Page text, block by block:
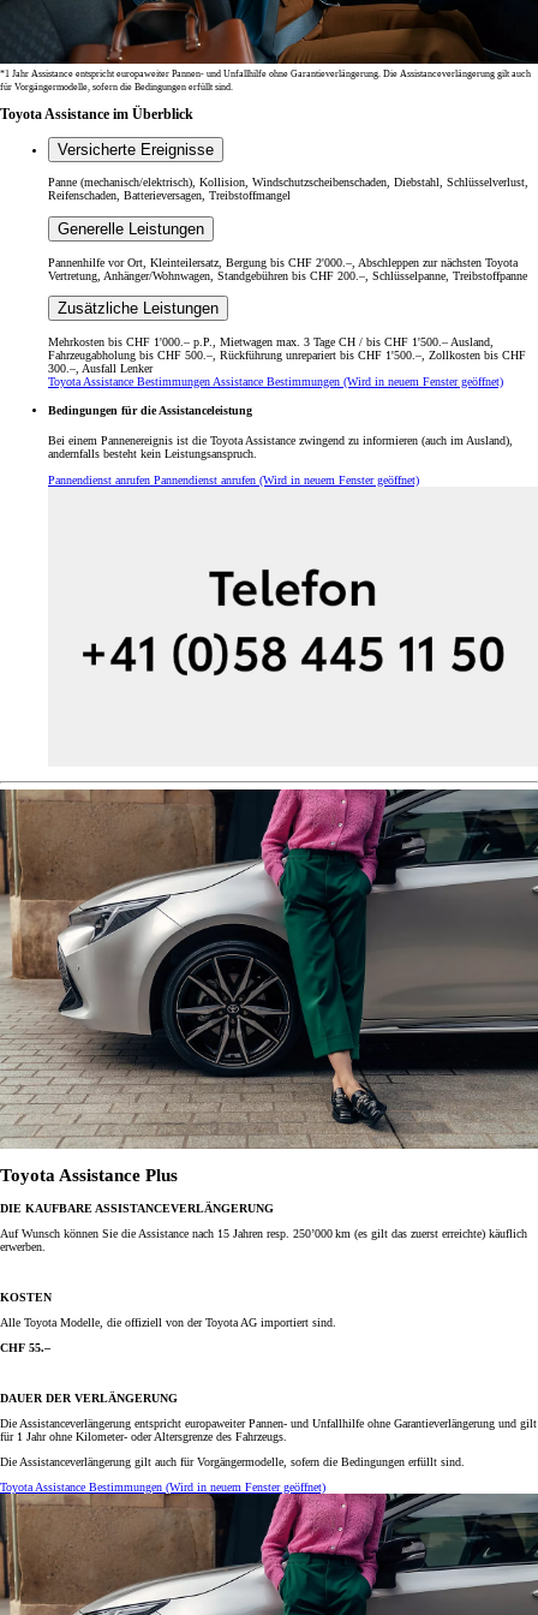
*1 Jahr Assistance entspricht europaweiter Pannen- und Unfallhilfe ohne Garantieverlängerung. Die Assistance­verlängerung gilt auch
für Vorgängermodelle, sofern die Bedingungen erfüllt sind.
Toyota Assistance im Überblick
Versicherte Ereignisse
Panne (mechanisch/elektrisch), Kollision, Windschutzscheibenschaden, Diebstahl, Schlüsselverlust,
Reifenschaden, Batterieversagen, Treibstoffmangel
Generelle Leistungen
Pannenhilfe vor Ort, Kleinteilersatz, Bergung bis CHF 2'000.–, Abschleppen zur nächsten Toyota
Vertretung, Anhänger/Wohnwagen, Standgebühren bis CHF 200.–, Schlüsselpanne, Treibstoffpanne
Zusätzliche Leistungen
Mehrkosten bis CHF 1'000.– p.P., Mietwagen max. 3 Tage CH / bis CHF 1'500.– Ausland,
Fahrzeugabholung bis CHF 500.–, Rückführung unrepariert bis CHF 1'500.–, Zollkosten bis CHF
300.–, Ausfall Lenker
Toyota Assistance Bestimmungen Assistance Bestimmungen (Wird in neuem Fenster geöffnet)
Bedingungen für die Assistanceleistung
Bei einem Pannenereignis ist die Toyota Assistance zwingend zu informieren (auch im Ausland),
andernfalls besteht kein Leistungsanspruch.
Pannendienst anrufen Pannendienst anrufen (Wird in neuem Fenster geöffnet)
Toyota Assistance Plus
DIE KAUFBARE ASSISTANCEVERLÄNGERUNG
Auf Wunsch können Sie die Assistance nach 15 Jahren resp. 250’000 km (es gilt das zuerst erreichte) käuflich
erwerben.
KOSTEN
Alle Toyota Modelle, die offiziell von der Toyota AG importiert sind.
CHF 55.–
DAUER DER VERLÄNGERUNG
Die Assistanceverlängerung entspricht europaweiter Pannen- und Unfallhilfe ohne Garantieverlängerung und gilt
für 1 Jahr ohne Kilometer- oder Altersgrenze des Fahrzeugs.
Die Assistance­verlängerung gilt auch für Vorgängermodelle, sofern die Bedingungen erfüllt sind.
Toyota Assistance Bestimmungen (Wird in neuem Fenster geöffnet)